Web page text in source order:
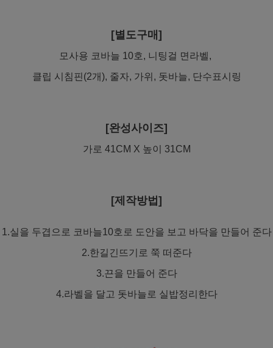
[별도구매]
모사용 코바늘 10호, 니팅걸 면라벨,
클립 시침핀(2개), 줄자, 가위, 돗바늘, 단수표시링
[완성사이즈]
가로 41CM X 높이 31CM
[제작방법]
1.실을 두겹으로 코바늘10호로 도안을 보고 바닥을 만들어 준다
2.한길긴뜨기로 쭉 떠준다
3.끈을 만들어 준다
4.라벨을 달고 돗바늘로 실밥정리한다